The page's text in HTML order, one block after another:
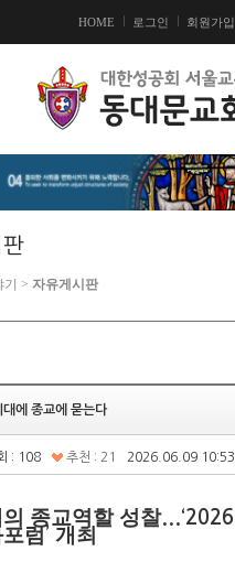
HOME 로그인 회원가입
기 >자유게시판
대에 종교에 묻는다
: 108 추천 : 21 2026.06.09 10:53
종교역할 성찰...‘2026
럼’ 개최